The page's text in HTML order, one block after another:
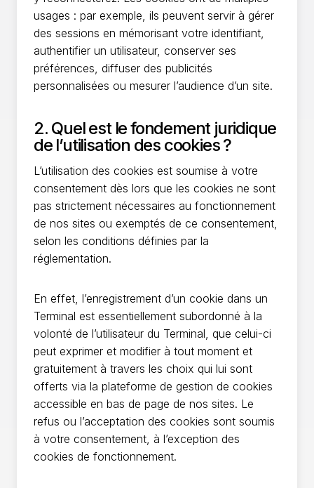
usages : par exemple, ils peuvent servir à gérer
des sessions en mémorisant votre identifiant,
authentifier un utilisateur, conserver ses
préférences, diffuser des publicités
personnalisées ou mesurer l’audience d’un site.
2. Quel est le fondement juridique
de l’utilisation des cookies ?
L’utilisation des cookies est soumise à votre
consentement dès lors que les cookies ne sont
pas strictement nécessaires au fonctionnement
de nos sites ou exemptés de ce consentement,
selon les conditions définies par la
réglementation.
En effet, l’enregistrement d’un cookie dans un
Terminal est essentiellement subordonné à la
volonté de l’utilisateur du Terminal, que celui-ci
peut exprimer et modifier à tout moment et
gratuitement à travers les choix qui lui sont
offerts via la plateforme de gestion de cookies
accessible en bas de page de nos sites. Le
refus ou l’acceptation des cookies sont soumis
à votre consentement, à l’exception des
cookies de fonctionnement.